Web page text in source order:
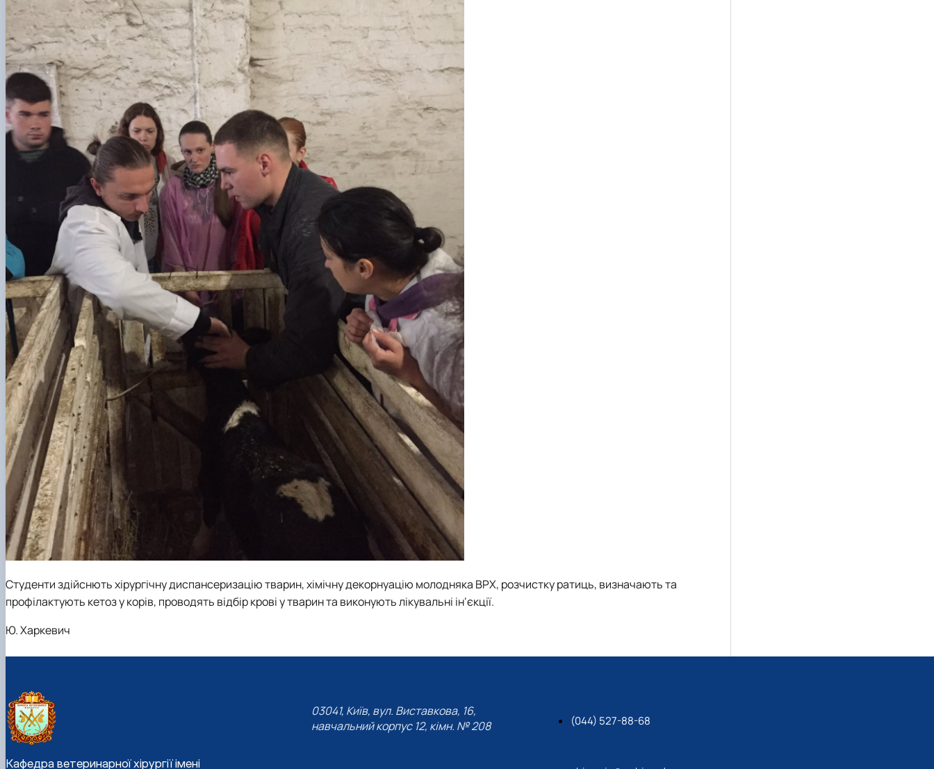
Студенти здійснють хірургічну диспансеризацію тварин, хімічну декорнуацію молодняка ВРХ, розчистку ратиць, визначають та
профілактують кетоз у корів, проводять відбір крові у тварин та виконують лікувальні ін‘єкції.
Ю. Харкевич
Кафедра ветеринарної хірургії імені
03041, Київ, вул. Виставкова, 16,
навчальний корпус 12, кімн. № 208
(044) 527-88-68